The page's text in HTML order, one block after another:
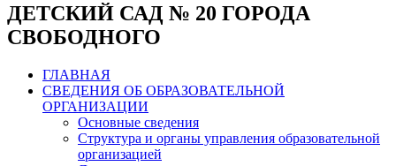
ДЕТСКИЙ САД № 20 ГОРОДА
СВОБОДНОГО
ГЛАВНАЯ
СВЕДЕНИЯ ОБ ОБРАЗОВАТЕЛЬНОЙ
ОРГАНИЗАЦИИ
Основные сведения
Структура и органы управления образовательной
организацией